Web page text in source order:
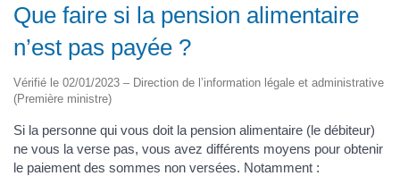
Que faire si la pension alimentaire
n’est pas payée ?
Vérifié le 02/01/2023 – Direction de l’information légale et administrative
(Première ministre)
Si la personne qui vous doit la pension alimentaire (le débiteur)
ne vous la verse pas, vous avez différents moyens pour obtenir
le paiement des sommes non versées. Notamment :